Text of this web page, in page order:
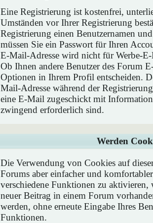
Eine Registrierung ist kostenfrei,
Umständen vor Ihrer Registrierung
Registrierung einen Benutzernamen
müssen Sie ein Passwort für Ihren
E-Mail-Adresse wird nicht für Werbe-
Ob Ihnen andere Benutzer des Forum
Optionen in Ihrem Profil entscheiden.
Mail-Adresse während der
eine E-Mail zugeschickt mit
zwingend erforderlich sind.
Werden
Die Verwendung von Cookies auf
Forums aber einfacher und
verschiedene Funktionen zu
neuer Beitrag in einem Forum
werden, ohne erneute Eingabe Ihres
Funktionen.